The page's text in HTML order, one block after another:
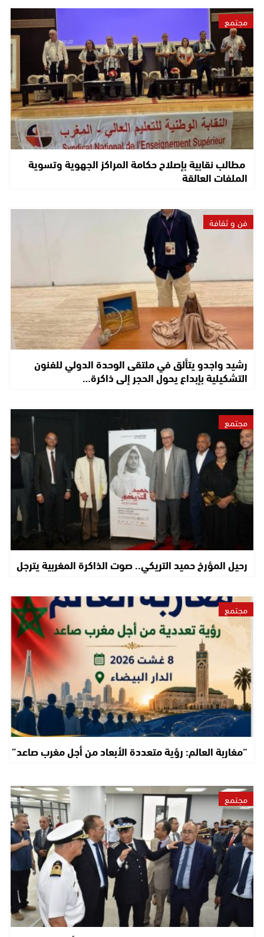
مجتمع
مطالب نقابية بإصلاح حكامة المراكز الجهوية وتسوية
الملفات العالقة
فن و ثقافة
رشيد واجدو يتألق في ملتقى الوحدة الدولي للفنون
التشكيلية بإبداع يحول الحجر إلى ذاكرة…
مجتمع
رحيل المؤرخ حميد التريكي.. صوت الذاكرة المغربية يترجل
مجتمع
“مغاربة العالم: رؤية متعددة الأبعاد من أجل مغرب صاعد”
مجتمع